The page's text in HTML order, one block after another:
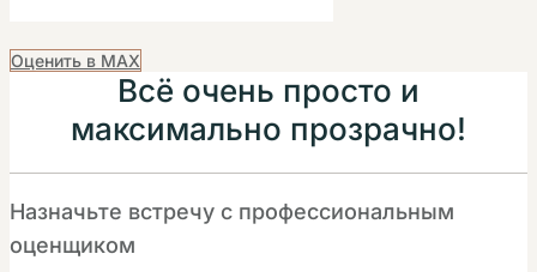
Оценить в MAX
Всё очень просто и
максимально прозрачно!
Назначьте встречу с профессиональным
оценщиком